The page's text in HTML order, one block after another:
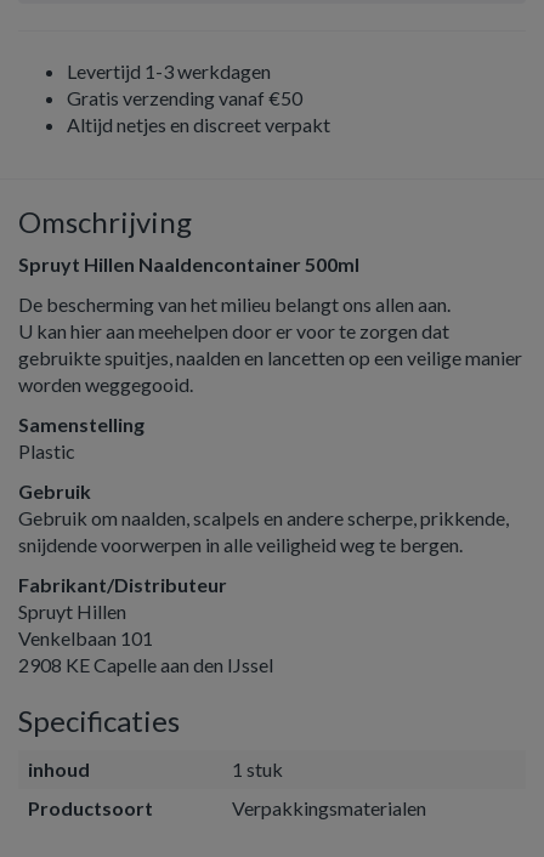
Levertijd 1-3 werkdagen
Gratis verzending vanaf €50
Altijd netjes en discreet verpakt
Omschrijving
Spruyt Hillen Naaldencontainer 500ml
De bescherming van het milieu belangt ons allen aan.
U kan hier aan meehelpen door er voor te zorgen dat
gebruikte spuitjes, naalden en lancetten op een veilige manier
worden weggegooid.
Samenstelling
Plastic
Gebruik
Gebruik om naalden, scalpels en andere scherpe, prikkende,
snijdende voorwerpen in alle veiligheid weg te bergen.
Fabrikant/Distributeur
Spruyt Hillen
Venkelbaan 101
2908 KE Capelle aan den IJssel
Specificaties
inhoud
1 stuk
Productsoort
Verpakkingsmaterialen